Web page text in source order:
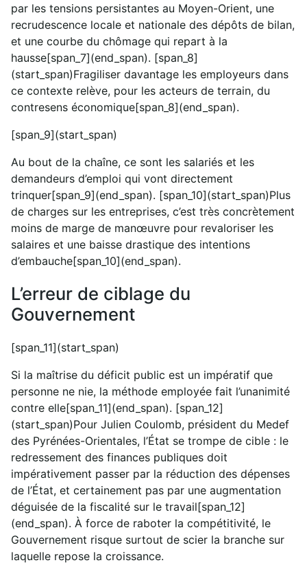
par les tensions persistantes au Moyen-Orient, une
recrudescence locale et nationale des dépôts de bilan,
et une courbe du chômage qui repart à la
hausse[span_7](end_span). [span_8]
(start_span)Fragiliser davantage les employeurs dans
ce contexte relève, pour les acteurs de terrain, du
contresens économique[span_8](end_span).
[span_9](start_span)
Au bout de la chaîne, ce sont les salariés et les
demandeurs d’emploi qui vont directement
trinquer[span_9](end_span). [span_10](start_span)Plus
de charges sur les entreprises, c’est très concrètement
moins de marge de manœuvre pour revaloriser les
salaires et une baisse drastique des intentions
d’embauche[span_10](end_span).
L’erreur de ciblage du
Gouvernement
[span_11](start_span)
Si la maîtrise du déficit public est un impératif que
personne ne nie, la méthode employée fait l’unanimité
contre elle[span_11](end_span). [span_12]
(start_span)Pour Julien Coulomb, président du Medef
des Pyrénées-Orientales, l’État se trompe de cible : le
redressement des finances publiques doit
impérativement passer par la réduction des dépenses
de l’État, et certainement pas par une augmentation
déguisée de la fiscalité sur le travail[span_12]
(end_span). À force de raboter la compétitivité, le
Gouvernement risque surtout de scier la branche sur
laquelle repose la croissance.